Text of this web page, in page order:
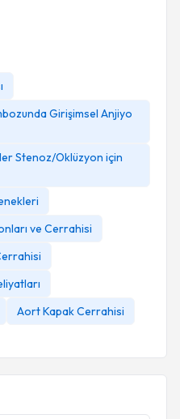
Girişimsel Anjiyo
Stenoz/Oklüzyon için
ve Cerrahisi
Aort Kapak Cerrahisi